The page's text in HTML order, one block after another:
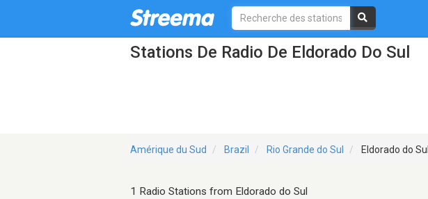
Stations De Radio De Eldorado Do Sul
Amérique du Sud Brazil Rio Grande do Sul Eldorado do Sul
1 Radio Stations from Eldorado do Sul